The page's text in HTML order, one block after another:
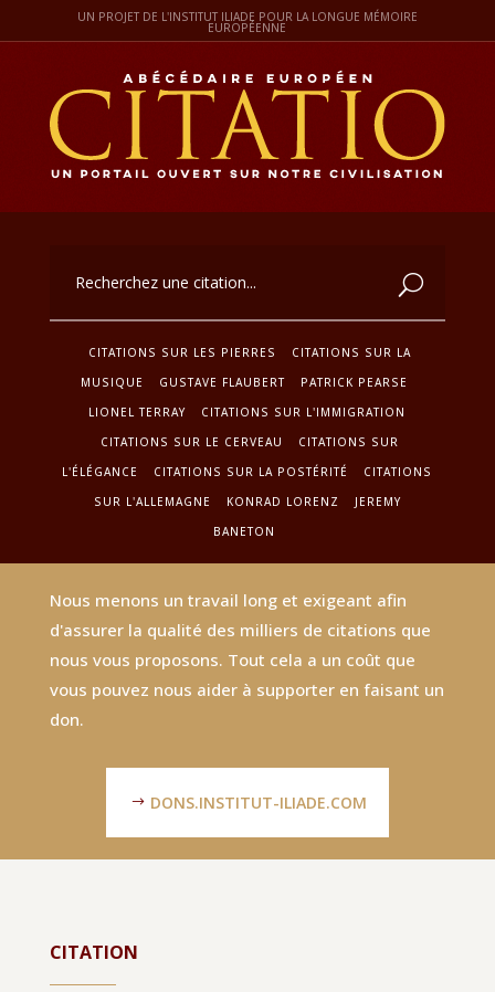
UN PROJET DE L'INSTITUT ILIADE POUR LA LONGUE MÉMOIRE
EUROPÉENNE
CITATIONS SUR LES PIERRES
CITATIONS SUR LA
MUSIQUE
GUSTAVE FLAUBERT
PATRICK PEARSE
LIONEL TERRAY
CITATIONS SUR L'IMMIGRATION
CITATIONS SUR LE CERVEAU
CITATIONS SUR
L'ÉLÉGANCE
CITATIONS SUR LA POSTÉRITÉ
CITATIONS
SUR L'ALLEMAGNE
KONRAD LORENZ
JEREMY
BANETON
Nous menons un travail long et exigeant afin
d'assurer la qualité des milliers de citations que
nous vous proposons. Tout cela a un coût que
vous pouvez nous aider à supporter en faisant un
don.
DONS.INSTITUT-ILIADE.COM
CITATION